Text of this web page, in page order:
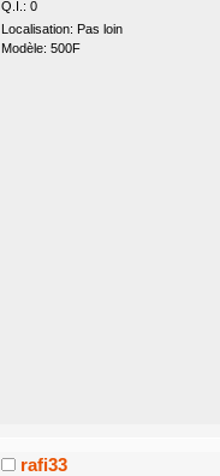
Q.I.: 0
Localisation: Pas loin
Modèle: 500F
rafi33